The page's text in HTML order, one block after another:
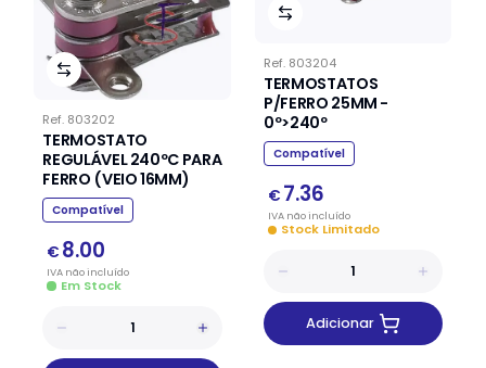
Ref. 803202
TERMOSTATO
REGULÁVEL 240ºC PARA
FERRO (VEIO 16MM)
Compatível
€ 8.00
IVA nãoincluído
Em Stock
Ref. 803204
TERMOSTATOS
P/FERRO 25MM -
0º>240º
Compatível
€ 7.36
IVA nãoincluído
Stock Limitado
Adicionar